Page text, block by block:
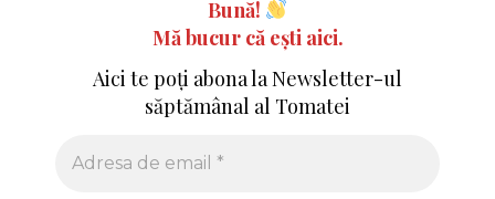
Bună!
Mă bucur că ești aici.
Aici te poți abona la Newsletter-ul
săptămânal al Tomatei